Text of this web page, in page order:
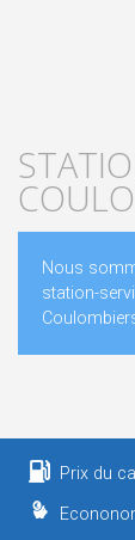
Nous
station-
Prix du